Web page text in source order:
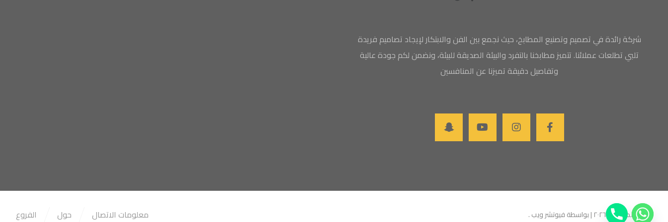
شركة رائدة في تصميم وتصنيع المطابخ، حيث نجمع بين الفن والابتكار لإيجاد تصاميم فريدة
تلبي تطلعات عملائنا. تتميز مطابخنا بالتفرد والبيئة الصديقة للبيئة، ونضمن لكم جودة عالية
وتفاصيل دقيقة تميزنا عن المنافسين
رواس للمطابخ ©٢٠٢٦ | بواسطة فيوتشر ويب. الفروع حول معلومات الاتصال